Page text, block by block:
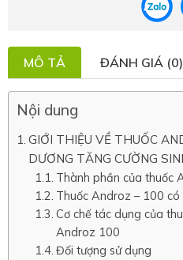
MÔ TẢ ĐÁNH GIÁ (0)
Nội dung
GIỚI THIỆU VỀ THUỐC
DƯƠNG TĂNG CƯỜNG
Thành phần của thuốc
Thuốc Androz – 100
Cơ chế tác dụng của
Androz 100
Đối tượng sử dụng